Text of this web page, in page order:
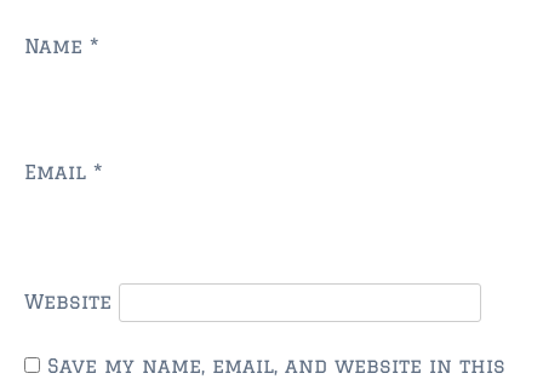
Name *
Email *
Website
Save my name, email, and website in this